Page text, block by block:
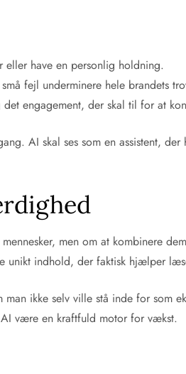
eller have en personlig holdning.
fejl underminere hele brandets
engagement, der skal til for at
AI skal ses som en assistent,
men om at kombinere
unikt indhold, der faktisk hjælper
ikke selv ville stå inde for som
være en kraftfuld motor for vækst.